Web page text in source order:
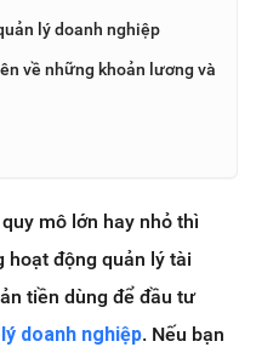
lý doanh nghiệp
về những khoản lương và
mô lớn hay nhỏ thì
hoạt động quản lý tài
tiền dùng để đầu tư
doanh nghiệp. Nếu bạn